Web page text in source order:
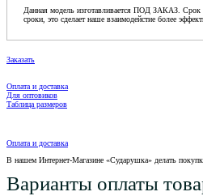
Данная модель изготавливается ПОД ЗАКАЗ. Срок
сроки, это сделает наше взаимодейстие более
Заказать
Оплата и доставка
Для оптовиков
Таблица размеров
Оплата и доставка
В нашем Интернет-Магазине «Сударушка» делать
Варианты оплаты